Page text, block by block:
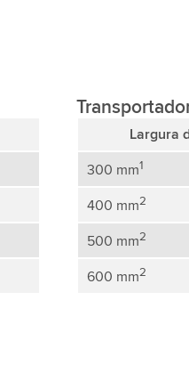
Largura
300 mm1
400 mm2
500 mm2
600 mm2